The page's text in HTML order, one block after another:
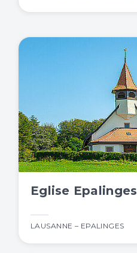
Eglise Epalinges
LAUSANNE – EPALINGES